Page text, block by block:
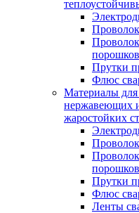
Прутки
Флюс
Материалы для
нержавеющих
жаростойких
Прутки
Флюс
Ленты